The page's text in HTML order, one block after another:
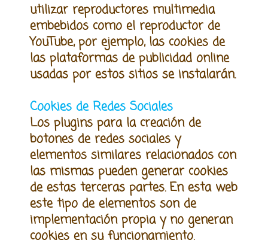
utilizar reproductores multimedia
embebidos como el reproductor de
YouTube, por ejemplo, las cookies de
las plataformas de publicidad online
usadas por estos sitios se instalarán.
Cookies de Redes Sociales
Los plugins para la creación de
botones de redes sociales y
elementos similares relacionados con
las mismas pueden generar cookies
de estas terceras partes. En esta web
este tipo de elementos son de
implementación propia y no generan
cookies en su funcionamiento.